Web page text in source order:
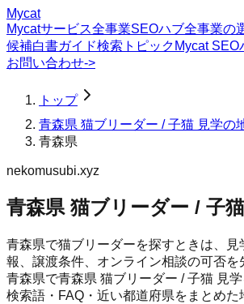
Mycat
Mycatサービス全事業SEOハブ全事業の
候補白書ガイド検索トピック Mycat SEO
お問い合わせ->
トップ
青森県 猫ブリーダー / 子猫 見学の
青森県
nekomusubi.xyz
青森県 猫ブリーダー / 子
青森県で猫ブリーダーを探すときは、見
報、譲渡条件、オンライン相談の可否を
青森県で青森県 猫ブリーダー / 子猫 見学
検索語・FAQ・近い都道府県をまとめた